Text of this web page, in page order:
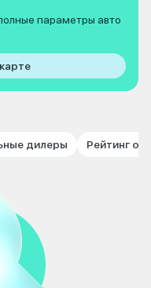
параметры авто
дилеры Рейтинг